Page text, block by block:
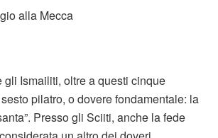
alla Mecca
gli Ismailiti, oltre a questi cinque
pilatro, o dovere fondamentale: la
Presso gli Sciiti, anche la fede